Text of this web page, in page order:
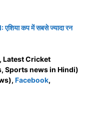
कप में सबसे ज्यादा रन
Latest Cricket
Sports news in Hindi)
, Facebook,